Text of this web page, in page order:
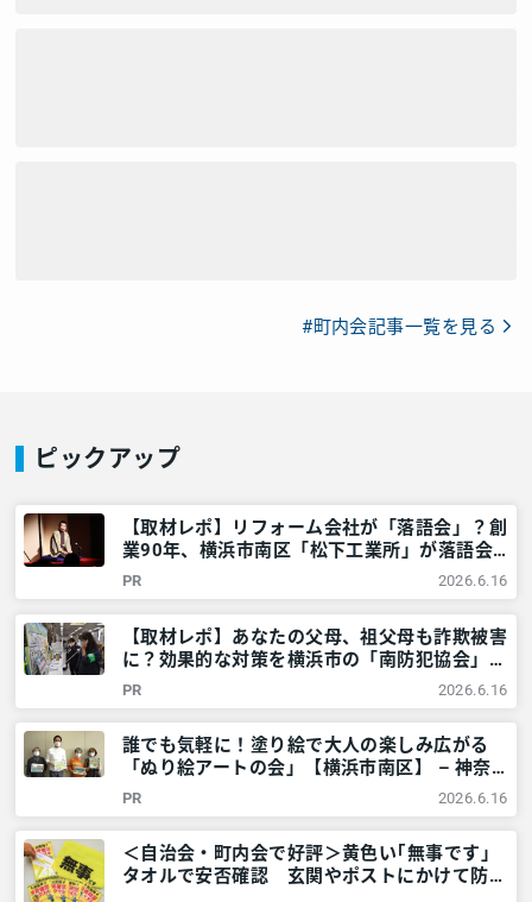
#町内会記事一覧を見る
ピックアップ
【取材レポ】リフォーム会社が「落語会」？創
業90年、横浜市南区「松下工業所」が落語会
を開くワケ – 神奈川・東京多摩のご近所情報
– レアリア
PR 2026.6.16
【取材レポ】あなたの父母、祖父母も詐欺被害
に？効果的な対策を横浜市の「南防犯協会」に
教えてもらいました！ – 神奈川・東京多摩の
ご近所情報 – レアリア
PR 2026.6.16
誰でも気軽に！塗り絵で大人の楽しみ広がる
「ぬり絵アートの会」【横浜市南区】 – 神奈
川・東京多摩のご近所情報 – レアリア
PR 2026.6.16
＜自治会・町内会で好評＞黄色い｢無事です｣
タオルで安否確認 玄関やポストにかけて防災